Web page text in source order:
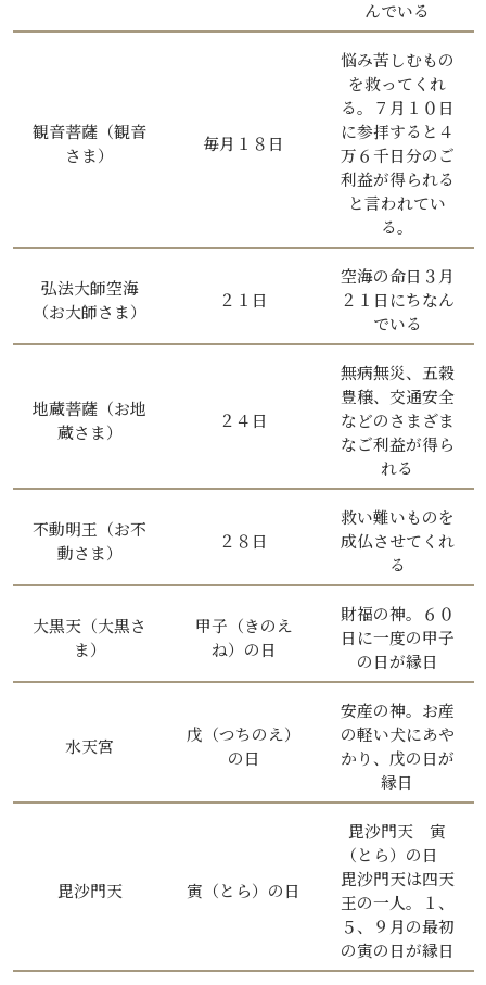
んでいる
観音菩薩（観音
さま）
毎月１８日
悩み苦しむもの
を救ってくれ
る。７月１０日
に参拝すると４
万６千日分のご
利益が得られる
と言われてい
る。
弘法大師空海
（お大師さま）
２１日
空海の命日３月
２１日にちなん
でいる
地蔵菩薩（お地
蔵さま）
２４日
無病無災、五穀
豊穣、交通安全
などのさまざま
なご利益が得ら
れる
不動明王（お不
動さま）
２８日
救い難いものを
成仏させてくれ
る
大黒天（大黒さ
ま）
甲子（きのえ
ね）の日
財福の神。６０
日に一度の甲子
の日が縁日
水天宮
戊（つちのえ）
の日
安産の神。お産
の軽い犬にあや
かり、戊の日が
縁日
毘沙門天 寅（とら）の日
毘沙門天 寅
（とら）の日
毘沙門天は四天
王の一人。１、
５、９月の最初
の寅の日が縁日